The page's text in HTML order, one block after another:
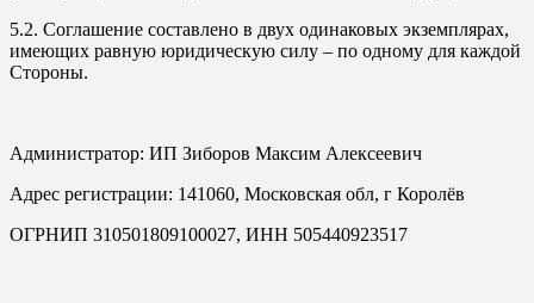
5.2. Соглашение составлено в двух одинаковых экземплярах,
имеющих равную юридическую силу – по одному для каждой
Стороны.
Администратор: ИП Зиборов Максим Алексеевич
Адрес регистрации: 141060, Московская обл, г Королёв
ОГРНИП 310501809100027, ИНН 505440923517